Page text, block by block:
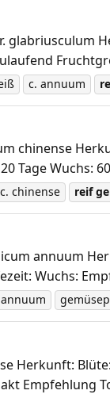
c. annuum
chinense
Tage Wuchs:
c. chinense reif
annuum
Wuchs:
Herkunft:
Empfehlung